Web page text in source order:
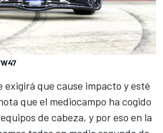
exigirá que cause impacto y esté
que el mediocampo ha cogido
de cabeza, y por eso en la